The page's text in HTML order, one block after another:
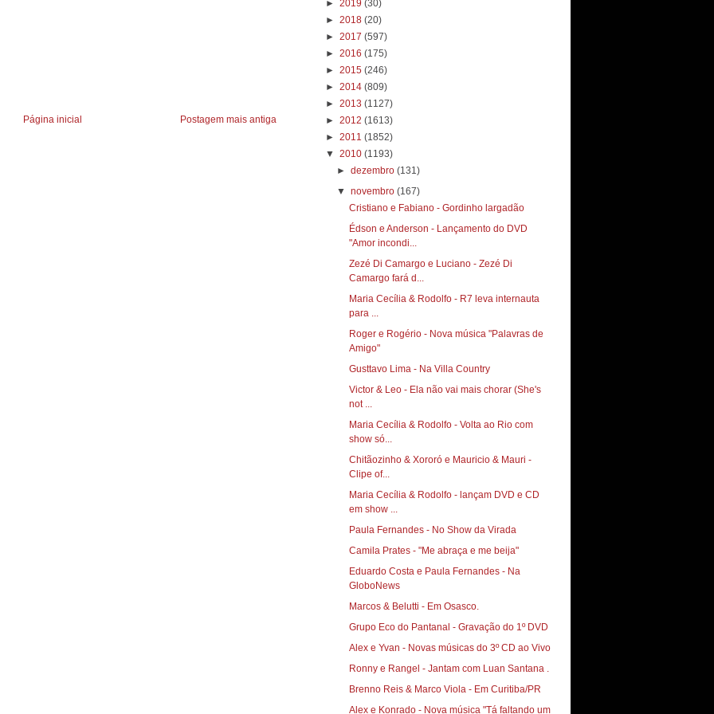
Postagem mais antiga
Página inicial
► 2019 (30)
► 2018 (20)
► 2017 (597)
► 2016 (175)
► 2015 (246)
► 2014 (809)
► 2013 (1127)
► 2012 (1613)
► 2011 (1852)
▼ 2010 (1193)
►dezembro(131)
▼novembro(167)
Cristiano e Fabiano - Gordinho largadão
Édson e Anderson - Lançamento do DVD
"Amor incondi...
Zezé Di Camargo e Luciano - Zezé Di
Camargo fará d...
Maria Cecília & Rodolfo - R7 leva internauta
para ...
Roger e Rogério - Nova música "Palavras de
Amigo"
Gusttavo Lima - Na Villa Country
Victor & Leo - Ela não vai mais chorar (She's
not ...
Maria Cecília & Rodolfo - Volta ao Rio com
show só...
Chitãozinho & Xororó e Mauricio & Mauri -
Clipe of...
Maria Cecília & Rodolfo - lançam DVD e CD
em show ...
Paula Fernandes - No Show da Virada
Camila Prates - "Me abraça e me beija"
Eduardo Costa e Paula Fernandes - Na
GloboNews
Marcos & Belutti - Em Osasco.
Grupo Eco do Pantanal - Gravação do 1º DVD
Alex e Yvan - Novas músicas do 3º CD ao Vivo
Ronny e Rangel - Jantam com Luan Santana .
Brenno Reis & Marco Viola - Em Curitiba/PR
Alex e Konrado - Nova música "Tá faltando um